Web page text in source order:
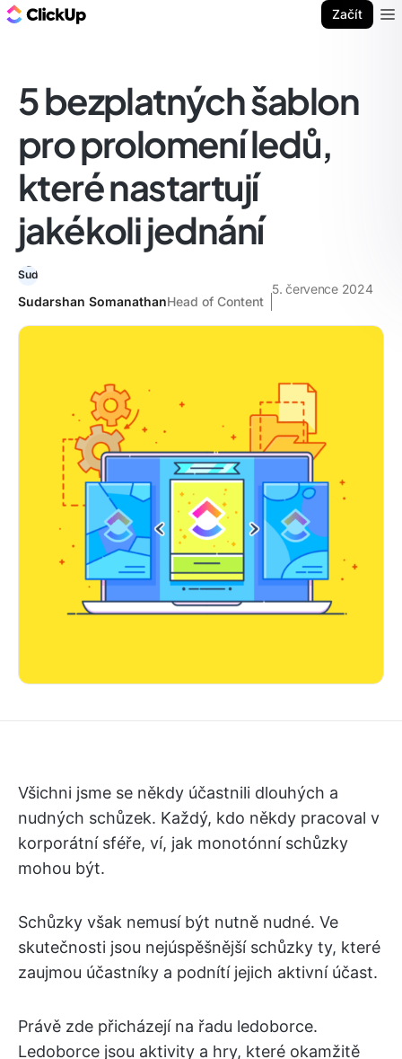
Začít
5 bezplatných šablon
pro prolomení ledů,
které nastartují
jakékoli jednání
Sudarshan SomanathanHead of Content
5. července 2024
Všichni jsme se někdy účastnili dlouhých a
nudných schůzek. Každý, kdo někdy pracoval v
korporátní sféře, ví, jak monotónní schůzky
mohou být.
Schůzky však nemusí být nutně nudné. Ve
skutečnosti jsou nejúspěšnější schůzky ty, které
zaujmou účastníky a podnítí jejich aktivní účast.
Právě zde přicházejí na řadu ledoborce.
Ledoborce jsou aktivity a hry, které okamžitě